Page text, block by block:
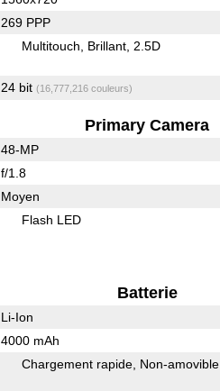
269 PPP
Multitouch Brillant 2.5D
24 bit (16,777,216 couleurs)
Primary Camera
48-MP
f/1.8
Moyen
Flash LED
Batterie
Li-Ion
4000 mAh
Chargement rapide Non-amovible